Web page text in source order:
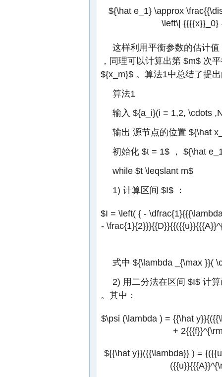
${\hat e_1} \approx
\left\| {{{{x}}_0}
这样利用平衡参数的估计值
，同理可以计算出第 $m$ 次
${x_m}$ 。算法1中总结了提
算法1
输入 ${a_i}(i = 1,2, \cdots
输出 源节点的位置 ${\hat
初始化 $t = 1$ ， ${\hat
while $t \leqslant m$
1) 计算区间 $I$ ：
$I = \left( { -
-
式中 ${\lambda _{\max }}(
2) 用二分法在区间 $I$ 计
。其中：
$\psi (\lambda ) = {{\hat
+
${{\hat y}}({{\lambda}} ) =